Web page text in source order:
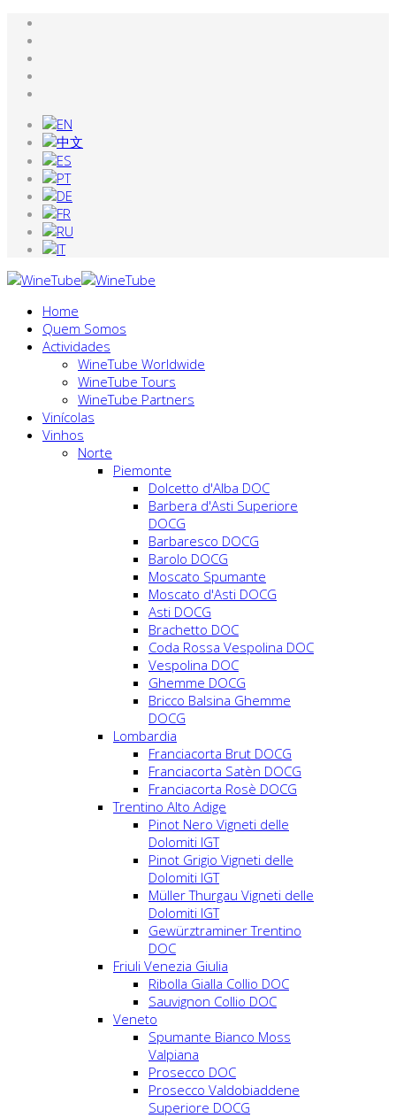
Home
Quem Somos
Actividades
WineTube Worldwide
WineTube Tours
WineTube Partners
Vinícolas
Vinhos
Norte
Piemonte
Dolcetto d'Alba DOC
Barbera d'Asti Superiore
DOCG
Barbaresco DOCG
Barolo DOCG
Moscato Spumante
Moscato d'Asti DOCG
Asti DOCG
Brachetto DOC
Coda Rossa Vespolina DOC
Vespolina DOC
Ghemme DOCG
Bricco Balsina Ghemme
DOCG
Lombardia
Franciacorta Brut DOCG
Franciacorta Satèn DOCG
Franciacorta Rosè DOCG
Trentino Alto Adige
Pinot Nero Vigneti delle
Dolomiti IGT
Pinot Grigio Vigneti delle
Dolomiti IGT
Müller Thurgau Vigneti delle
Dolomiti IGT
Gewürztraminer Trentino
DOC
Friuli Venezia Giulia
Ribolla Gialla Collio DOC
Sauvignon Collio DOC
Veneto
Spumante Bianco Moss
Valpiana
Prosecco DOC
Prosecco Valdobiaddene
Superiore DOCG